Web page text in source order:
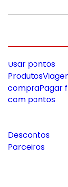
Usar pontos
Produtos
compraPagar
com pontos
Descontos
Parceiros